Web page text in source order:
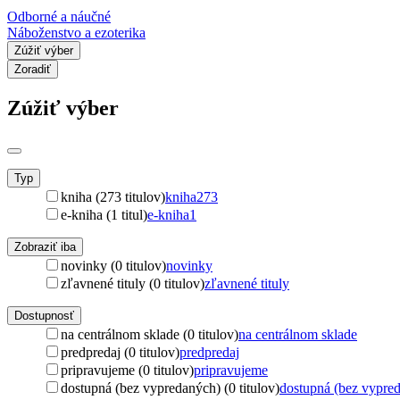
Odborné a náučné
Náboženstvo a ezoterika
Zúžiť výber
Zoradiť
Zúžiť výber
Typ
kniha (273 titulov)kniha273
e-kniha (1 titul)e-kniha1
Zobraziť iba
novinky (0 titulov)novinky
zľavnené tituly (0 titulov)zľavnené tituly
Dostupnosť
na centrálnom sklade (0 titulov)na centrálnom sklade
predpredaj (0 titulov)predpredaj
pripravujeme (0 titulov)pripravujeme
dostupná (bez vypredaných) (0 titulov)dostupná (bez